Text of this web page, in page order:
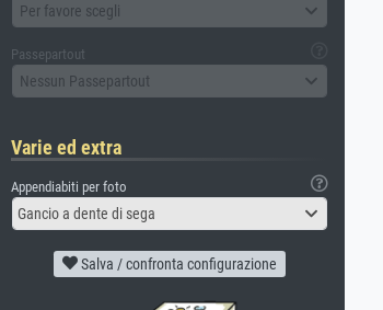
Per favore scegli
Passepartout
Nessun Passepartout
Varie ed extra
Appendiabiti per foto
Gancio a dente di sega
Salva / confronta configurazione